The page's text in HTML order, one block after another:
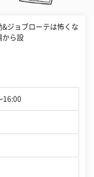
&ジョブローテは怖くな
から設
16:00